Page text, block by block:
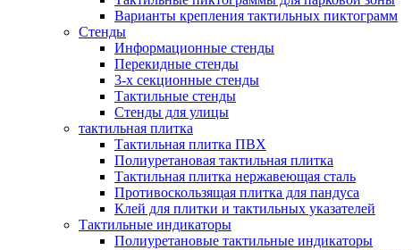
Варианты крепления тактильных пиктограмм
Стенды
Информационные стенды
Перекидные стенды
3-х секционные стенды
Тактильные стенды
Стенды для улицы
тактильная плитка
Тактильная плитка ПВХ
Полиуретановая тактильная плитка
Тактильная плитка нержавеющая сталь
Противоскользящая плитка для пандуса
Клей для плитки и тактильных указателей
Тактильные индикаторы
Полиуретановые тактильные индикаторы